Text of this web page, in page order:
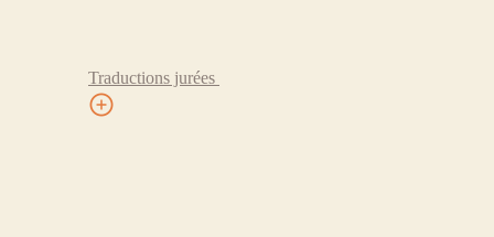
Traductions jurées